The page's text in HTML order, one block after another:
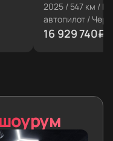
2025/ 547 км /
автопилот /
20''
16 929 740₽